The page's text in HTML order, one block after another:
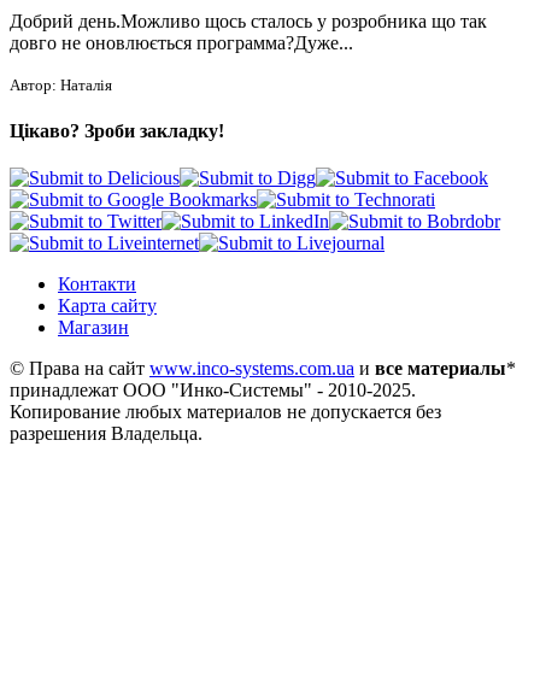
Добрий день.Можливо щось сталось у розробника що так
довго не оновлюється программа?Дуже...
Автор: Наталія
Цікаво? Зроби закладку!
Контакти
Карта сайту
Магазин
© Права на сайт www.inco-systems.com.ua и все материалы*
принадлежат ООО "Инко-Системы" - 2010-2025.
Копирование любых материалов не допускается без
разрешения Владельца.